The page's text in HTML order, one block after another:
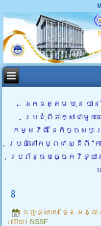
← ឯកឧត្តម ឃុន ចា
ប្រជុំពិភាក្សាជាមួយលោ
កម្មវិធី នៃកិច្ចសហប្
ប្រចាំនៅកម្ពុជា ស្ដីពី
ប្រព័ន្ធបច្ចេកវិទ្យ
8
ចេញផ្សាយ៖ ថ្ងៃ អង្គ
ដោយ៖ NSSF